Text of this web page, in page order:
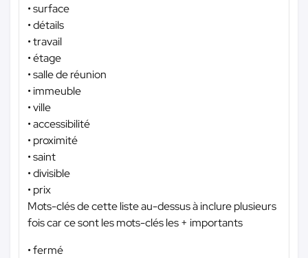
• surface
• détails
• travail
• étage
• salle de réunion
• immeuble
• ville
• accessibilité
• proximité
• saint
• divisible
• prix
Mots-clés de cette liste au-dessus à inclure plusieurs
fois car ce sont les mots-clés les + importants
• fermé